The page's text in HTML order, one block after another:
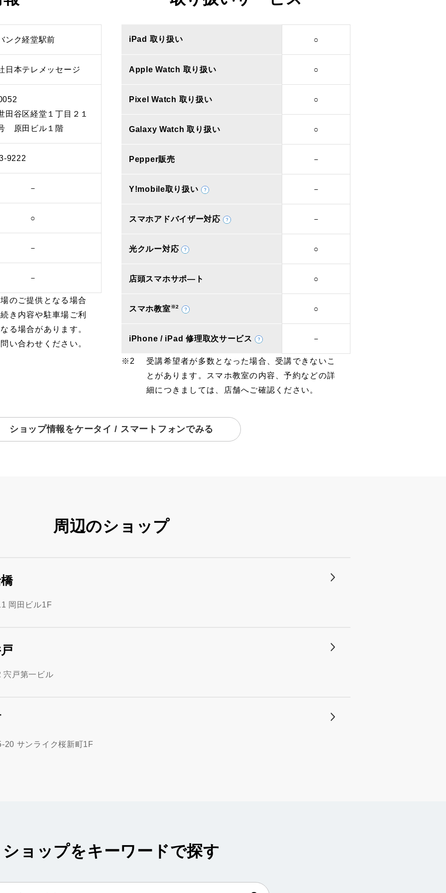
ンク経堂駅前
日本テレメッセージ
田谷区経堂１丁目２１
原田ビル１階
9222
－
○
－
－
のご提供となる場合
き内容や駐車場ご利
る場合があります。
い合わせください。
iPad 取り扱い ○
Apple Watch 取り扱い ○
Pixel Watch 取り扱い ○
Galaxy Watch 取り扱い ○
Pepper販売 －
Y!mobile取り扱い －
スマホアドバイザー対応 －
光クルー対応 ○
店頭スマホサポ―ト ○
スマホ教室※2 ○
iPhone / iPad 修理取次サービス －
受講希望者が多数となった場合、受講できないこ
とがあります。スマホ教室の内容、予約などの詳
細につきましては、店舗へご確認ください。
ショップ情報をケータイ / スマートフォンでみる
周辺のショップ
岡田ビル1F
宍戸第一ビル
20 サンライク桜新町1F
ショップをキーワードで探す